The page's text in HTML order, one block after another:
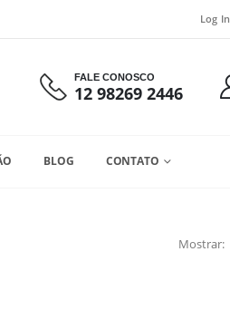
Log In
FALE CONOSCO
12 98269 2446
BLOG CONTATO
Mostrar: